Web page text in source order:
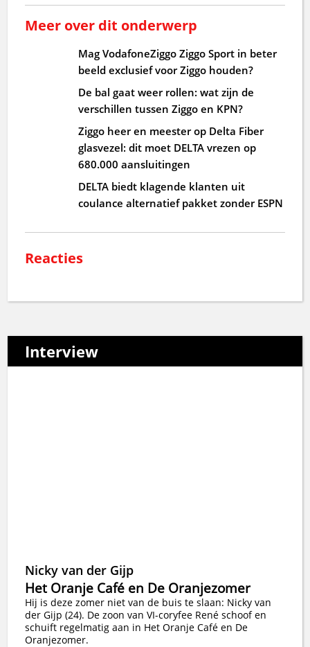
Meer over dit onderwerp
Mag VodafoneZiggo Ziggo Sport in beter
beeld exclusief voor Ziggo houden?
De bal gaat weer rollen: wat zijn de
verschillen tussen Ziggo en KPN?
Ziggo heer en meester op Delta Fiber
glasvezel: dit moet DELTA vrezen op
680.000 aansluitingen
DELTA biedt klagende klanten uit
coulance alternatief pakket zonder ESPN
Reacties
Interview
Nicky van der Gijp
Het Oranje Café en De Oranjezomer
Hij is deze zomer niet van de buis te slaan: Nicky van
der Gijp (24). De zoon van VI-coryfee René schoof en
schuift regelmatig aan in Het Oranje Café en De
Oranjezomer.